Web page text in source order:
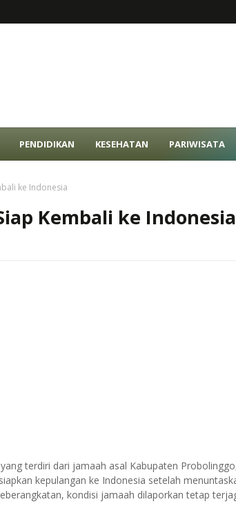
PENDIDIKAN KESEHATAN PARIWISATA
ke Indonesia
Kembali ke Indonesia
terdiri dari jamaah asal Kabupaten
kepulangan ke Indonesia setelah
kondisi jamaah dilaporkan tetap